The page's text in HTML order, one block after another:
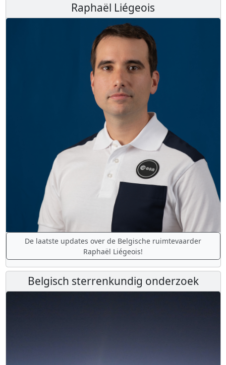
Raphaël Liégeois
De laatste updates over de Belgische ruimtevaarder
Raphaël Liégeois!
Belgisch sterrenkundig onderzoek